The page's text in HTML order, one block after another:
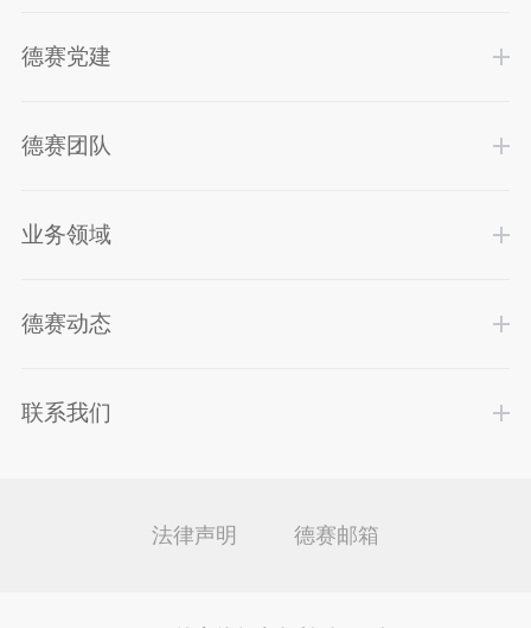
德赛党建
德赛团队
业务领域
德赛动态
联系我们
法律声明 德赛邮箱